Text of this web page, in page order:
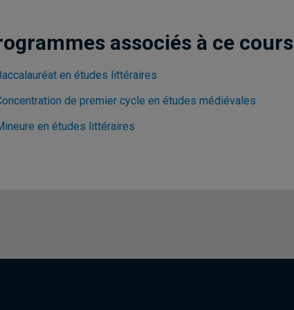
associés à ce cours
en études littéraires
de premier cycle en études médiévales
en études littéraires